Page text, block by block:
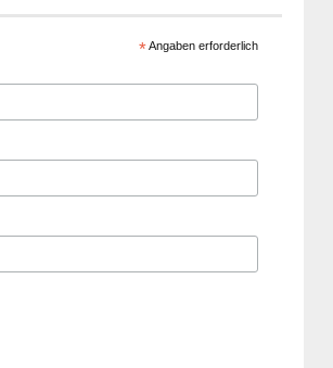
*Angaben erforderlich